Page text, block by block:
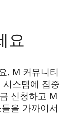
요
. M 커뮤니티
스템에 집중
신청하고 M
을 가까이서